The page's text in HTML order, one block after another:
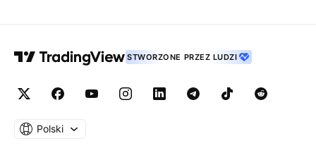
STWORZONE PRZEZ LUDZI
Polski